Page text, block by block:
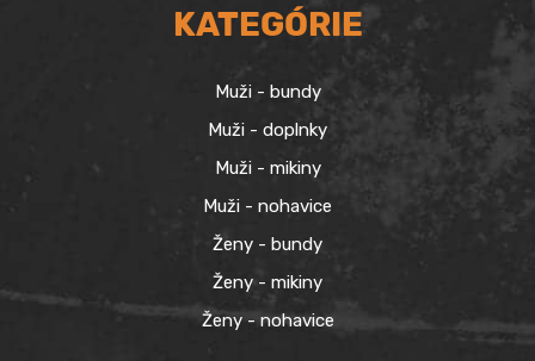
KATEGÓRIE
Muži - bundy
Muži - doplnky
Muži - mikiny
Muži - nohavice
Ženy - bundy
Ženy - mikiny
Ženy - nohavice